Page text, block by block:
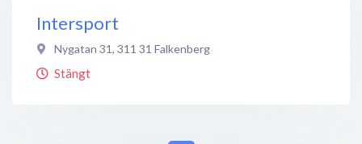
Intersport
Nygatan 31, 311 31 Falkenberg
Stängt